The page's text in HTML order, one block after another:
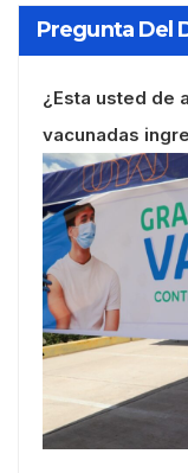
Pregunta Del
¿Esta usted de
vacunadas